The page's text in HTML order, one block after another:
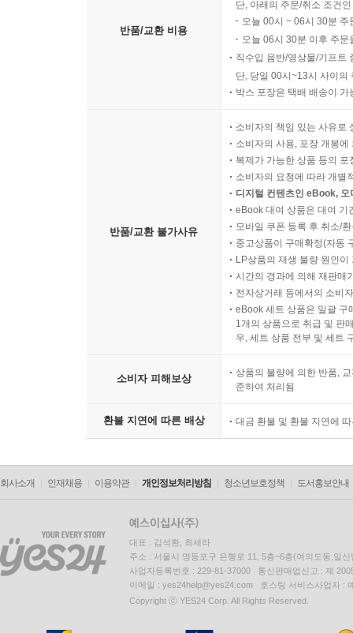
반품/교환 비용
단, 아래의 주문/취소 조건
오늘 00시 ~ 06시 30분
오늘 06시 30분 이후 주
직수입 음반/영상물/기프트
단, 당일 00시~13시 사이의
박스 포장은 택배 배송이
반품/교환 불가사유
소비자의 책임 있는 사유로
소비자의 사용, 포장 개봉
복제가 가능한 상품 등의
소비자의 요청에 따라 개별
디지털 컨텐츠인 eBook,
eBook 대여 상품은 대여 기
모바일 쿠폰 등록 후 취소/
중고상품이 구매확정(자동
LP상품의 재생 불량 원인
시간의 경과에 의해 재판매
전자상거래 등에서의 소비
eBook 세트 상품은 일괄 구
1개의 상품으로 취급 및 판
우, 세트 상품 전부 및 세트
소비자 피해보상
상품의 불량에 의한 반품,
준하여 처리됨
환불 지연에 따른 배상 대금 환불 및 환불 지연에
회사소개 인재채용 이용약관 개인정보처리방침 청소년보호정책 도서홍보안내
대표 : 김석환, 최세라
주소 : 서울시 영등포구 은행로 11, 5층~6층(여의도동,일신
사업자등록번호 : 229-81-37000 통신판매업신고 : 제
이메일 : yes24help@yes24.com 호스팅 서비스사업자 :
Copyright ⓒ YES24 Corp. All Rights Reserved.